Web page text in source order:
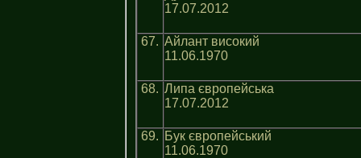
17.07.2012
67. Айлант високий
11.06.1970
68. Липа європейська
17.07.2012
69. Бук європейський
11.06.1970